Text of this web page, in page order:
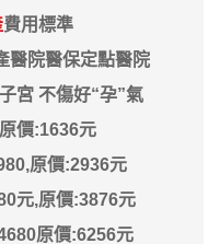
費用標準
醫院醫保定點醫院
宮 不傷好“孕”氣
價:1636元
原價:2936元
元,原價:3876元
原價:6256元